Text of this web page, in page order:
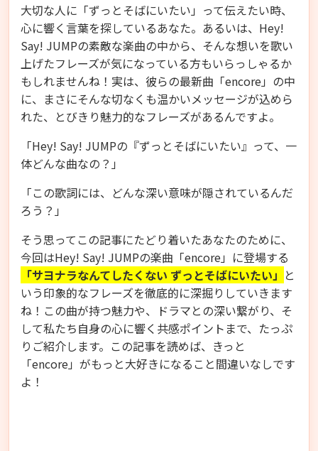
大切な人に「ずっとそばにいたい」って伝えたい時、
心に響く言葉を探しているあなた。あるいは、Hey!
Say! JUMPの素敵な楽曲の中から、そんな想いを歌い
上げたフレーズが気になっている方もいらっしゃるか
もしれませんね！実は、彼らの最新曲「encore」の中
に、まさにそんな切なくも温かいメッセージが込めら
れた、とびきり魅力的なフレーズがあるんですよ。
「Hey! Say! JUMPの『ずっとそばにいたい』って、一
体どんな曲なの？」
「この歌詞には、どんな深い意味が隠されているんだ
ろう？」
そう思ってこの記事にたどり着いたあなたのために、
今回はHey! Say! JUMPの楽曲「encore」に登場する
「サヨナラなんてしたくない ずっとそばにいたい」 と
いう印象的なフレーズを徹底的に深掘りしていきます
ね！この曲が持つ魅力や、ドラマとの深い繋がり、そ
して私たち自身の心に響く共感ポイントまで、たっぷ
りご紹介します。この記事を読めば、きっと
「encore」がもっと大好きになること間違いなしです
よ！